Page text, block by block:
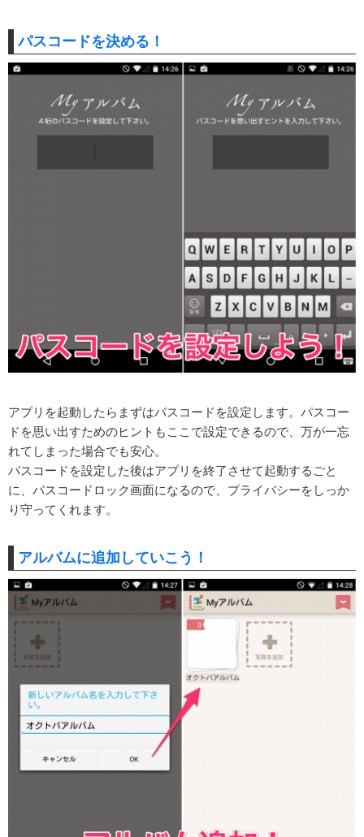
パスコードを決める！
アプリを起動したらまずはパスコードを設定します。パスコー
ドを思い出すためのヒントもここで設定できるので、万が一忘
れてしまった場合でも安心。
パスコードを設定した後はアプリを終了させて起動するごと
に、パスコードロック画面になるので、プライバシーをしっか
り守ってくれます。
アルバムに追加していこう！